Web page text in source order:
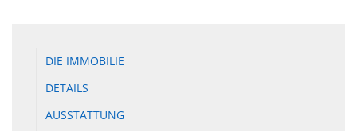
DIE IMMOBILIE
DETAILS
AUSSTATTUNG